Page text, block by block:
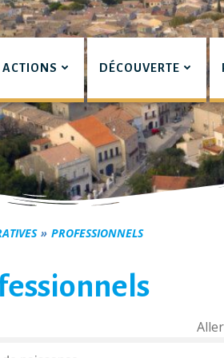
Loupian
ACTIONS DÉCOUVERTE
PROFESSIONNELS